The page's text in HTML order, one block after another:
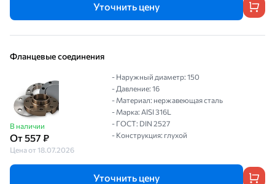
Уточнить цену
Фланцевые соединения
В наличии
От 557 ₽
Цена от 18.07.2026
- Наружный диаметр: 150
- Давление: 16
- Материал: нержавеющая сталь
- Марка: AISI 316L
- ГОСТ: DIN 2527
- Конструкция: глухой
Уточнить цену